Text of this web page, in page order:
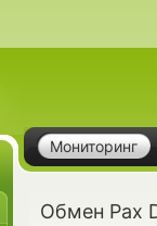
Мониторинг
Обмен Pax